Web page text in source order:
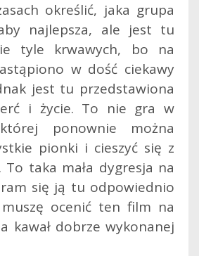
określić, jaka grupa
najlepsza, ale jest tu
tyle krwawych, bo na
w dość ciekawy
jest tu przedstawiona
i życie. To nie gra w
ponownie można
pionki i cieszyć się z
taka mała dygresja na
się ją tu odpowiednio
muszę ocenić ten film na
kawał dobrze wykonanej